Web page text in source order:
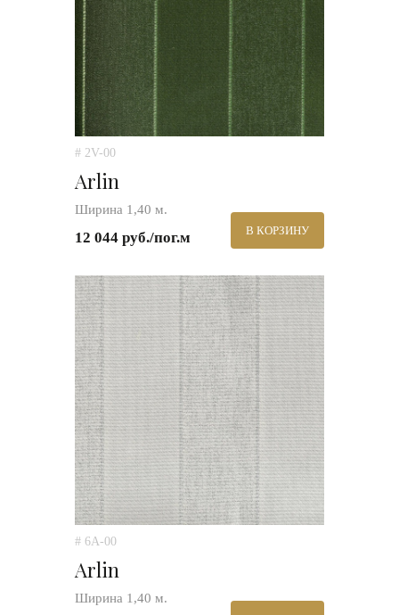
# 2V-00
Arlin
Ширина 1,40 м.
12 044 руб./пог.м В КОРЗИНУ
# 6A-00
Arlin
Ширина 1,40 м.